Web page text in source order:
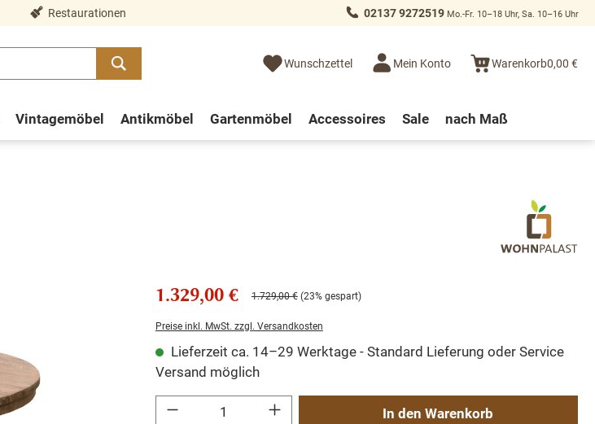
Restaurationen 02137 9272519 Mo.-Fr. 10–18 Uhr, Sa. 10–16 Uhr
Wunschzettel Mein Konto Warenkorb0,00 €
Vintagemöbel Antikmöbel Gartenmöbel Accessoires Sale nach Maß
1.329,00 € 1.729,00 € (23% gespart)
Preise inkl. MwSt. zzgl. Versandkosten
Lieferzeit ca. 14–29 Werktage - Standard Lieferung oder Service
Versand möglich
Produkt Anzahl: Gib den gewünschten Wert ein oder benutze die Schaltflächen um die Anzahl zu
In den Warenkorb